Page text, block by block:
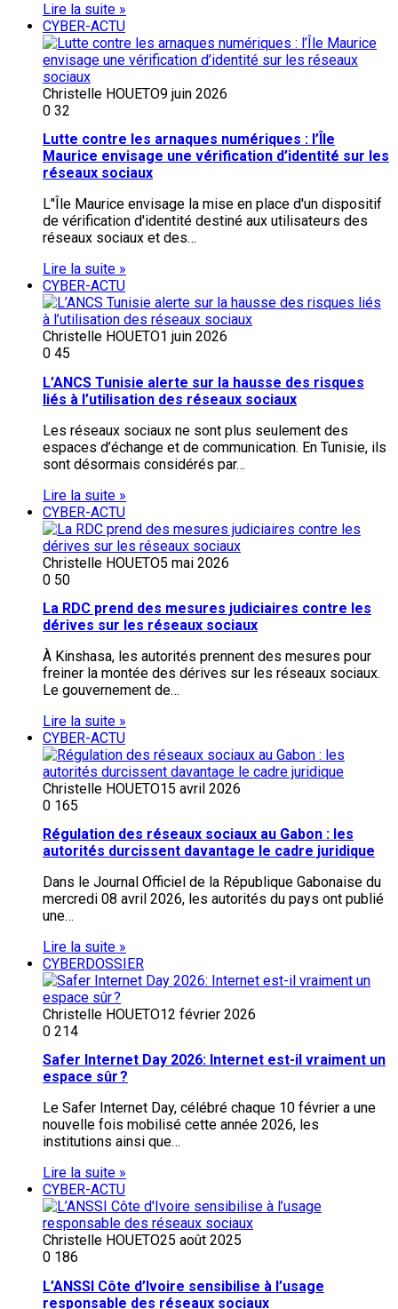
Lire la suite »
CYBER-ACTU
Christelle HOUETO9 juin 2026
0 32
Lutte contre les arnaques numériques : l’Île
Maurice envisage une vérification d’identité sur les
réseaux sociaux
L’'Île Maurice envisage la mise en place d'un dispositif
de vérification d'identité destiné aux utilisateurs des
réseaux sociaux et des…
Lire la suite »
CYBER-ACTU
Christelle HOUETO1 juin 2026
0 45
L’ANCS Tunisie alerte sur la hausse des risques
liés à l’utilisation des réseaux sociaux
Les réseaux sociaux ne sont plus seulement des
espaces d’échange et de communication. En Tunisie, ils
sont désormais considérés par…
Lire la suite »
CYBER-ACTU
Christelle HOUETO5 mai 2026
0 50
La RDC prend des mesures judiciaires contre les
dérives sur les réseaux sociaux
À Kinshasa, les autorités prennent des mesures pour
freiner la montée des dérives sur les réseaux sociaux.
Le gouvernement de…
Lire la suite »
CYBER-ACTU
Christelle HOUETO15 avril 2026
0 165
Régulation des réseaux sociaux au Gabon : les
autorités durcissent davantage le cadre juridique
Dans le Journal Officiel de la République Gabonaise du
mercredi 08 avril 2026, les autorités du pays ont publié
une…
Lire la suite »
CYBERDOSSIER
Christelle HOUETO12 février 2026
0 214
Safer Internet Day 2026: Internet est-il vraiment un
espace sûr ?
Le Safer Internet Day, célébré chaque 10 février a une
nouvelle fois mobilisé cette année 2026, les
institutions ainsi que…
Lire la suite »
CYBER-ACTU
Christelle HOUETO25 août 2025
0 186
L’ANSSI Côte d’Ivoire sensibilise à l’usage
responsable des réseaux sociaux